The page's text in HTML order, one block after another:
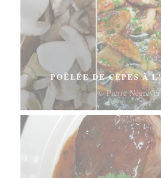
POÊLÉE DE CÈPES À
© Pierre